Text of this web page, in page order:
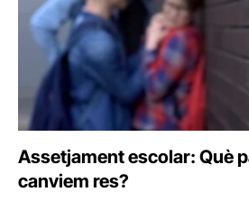
Assetjament escolar: Què
canviem res?